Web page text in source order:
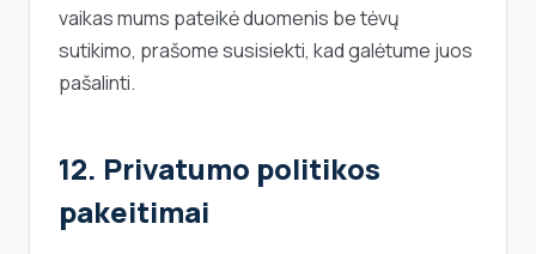
vaikas mums pateikė duomenis be tėvų
sutikimo, prašome susisiekti, kad galėtume juos
pašalinti.
12. Privatumo politikos
pakeitimai